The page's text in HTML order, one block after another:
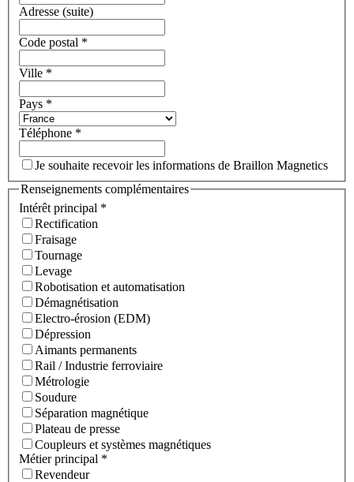
Adresse (suite)
Code postal *
Ville *
Pays *
Téléphone *
Je souhaite recevoir les informations de Braillon Magnetics
Renseignements complémentaires
Intérêt principal *
Rectification
Fraisage
Tournage
Levage
Robotisation et automatisation
Démagnétisation
Electro-érosion (EDM)
Dépression
Aimants permanents
Rail / Industrie ferroviaire
Métrologie
Soudure
Séparation magnétique
Plateau de presse
Coupleurs et systèmes magnétiques
Métier principal *
Revendeur